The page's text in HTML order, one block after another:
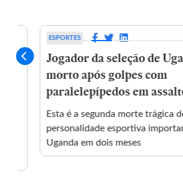
ESPORTES
Jogador da seleção de
morto após golpes com
paralelepípedos em assalto
Esta é a segunda morte trágica de
personalidade esportiva importante
Uganda em dois meses